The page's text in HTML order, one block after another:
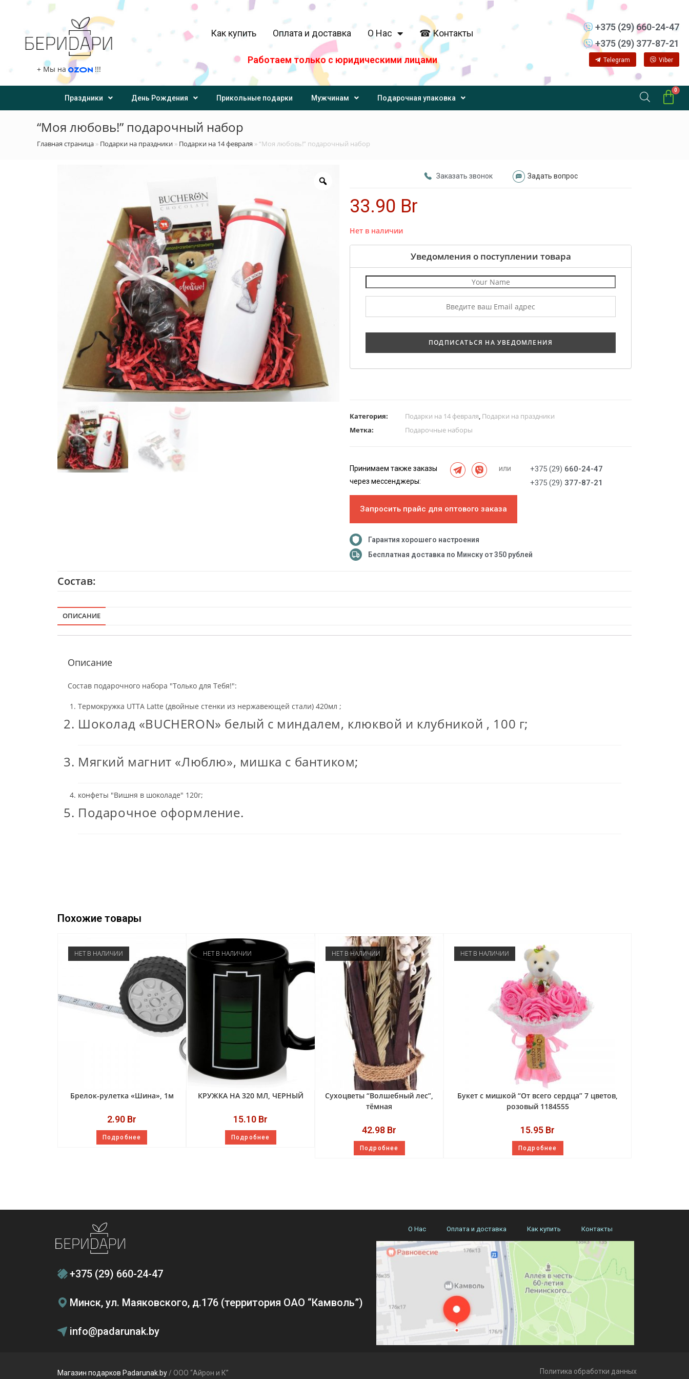
+ Мы на !!!
Как купить Оплата и доставка О Нас ☎ Контакты
Работаем только с юридическими лицами
+375 (29) 660-24-47
+375 (29) 377-87-21
Telegram Viber
Праздники День Рождения Прикольные подарки Мужчинам Подарочная упаковка
“Моя любовь!” подарочный набор
Главная страница » Подарки на праздники » Подарки на 14 февраля »“Моя любовь!” подарочный набор
Заказать звонок Задать вопрос
33.90 Br
Нет в наличии
Уведомления о поступлении товара
Категория: Подарки на 14 февраля, Подарки на праздники
Метка:
Подарочные наборы
Принимаем также заказы
через мессенджеры:
или +375 (29) 660-24-47
+375 (29) 377-87-21
Запросить прайс для оптового заказа
Гарантия хорошего настроения
Бесплатная доставка по Минску от 350 рублей
Состав:
ОПИСАНИЕ
Описание
Состав подарочного набора "Только для Тебя!":
Термокружка UTTA Latte (двойные стенки из нержавеющей стали) 420мл ;
Шоколад «BUCHERON» белый с миндалем, клюквой и клубникой , 100 г;
Мягкий магнит «Люблю», мишка с бантиком;
конфеты "Вишня в шоколаде" 120г;
Подарочное оформление.
Похожие товары
НЕТ В НАЛИЧИИ
Брелок-рулетка «Шина», 1м
2.90 Br
Подробнее
НЕТ В НАЛИЧИИ
КРУЖКА НА 320 МЛ, ЧЕРНЫЙ
15.10 Br
Подробнее
НЕТ В НАЛИЧИИ
Сухоцветы “Волшебный лес”,
тёмная
42.98 Br
Подробнее
НЕТ В НАЛИЧИИ
Букет с мишкой “От всего сердца” 7 цветов,
розовый 1184555
15.95 Br
Подробнее
+375 (29) 660-24-47
Минск, ул. Маяковского, д.176 (территория ОАО “Камволь”)
info@padarunak.by
О Нас Оплата и доставка Как купить Контакты
Магазин подарков Padarunak.by / ООО “Айрон и К” Политика обработки данных